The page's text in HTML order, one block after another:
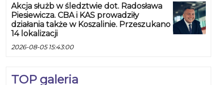
Akcja służb w śledztwie dot. Radosława
Piesiewicza. CBA i KAS prowadziły
działania także w Koszalinie. Przeszukano
14 lokalizacji
2026-08-05 15:43:00
TOP galeria